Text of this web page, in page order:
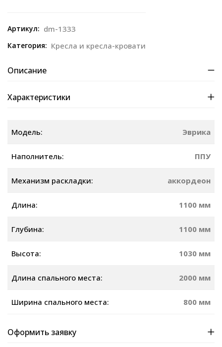
Артикул: dm-1333
Категория: Кресла и кресла-кровати
Описание
Характеристики
Модель: Эврика
Наполнитель: ППУ
Механизм раскладки: аккордеон
Длина: 1100 мм
Глубина: 1100 мм
Высота: 1030 мм
Длина спального места: 2000 мм
Ширина спального места: 800 мм
Оформить заявку